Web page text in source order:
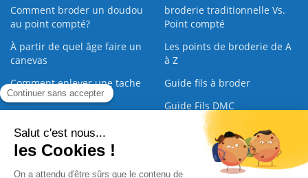
Comment broder un doudou
au point compté?
broderie traditionnelle Vs.
Point compté
À partir de quel âge faire un
canevas
Les points de broderie de A
à Z
Comment enlever une tache
sur une broderie
Guide fils à broder
Guide Fils DMC
Guide de la Broderie